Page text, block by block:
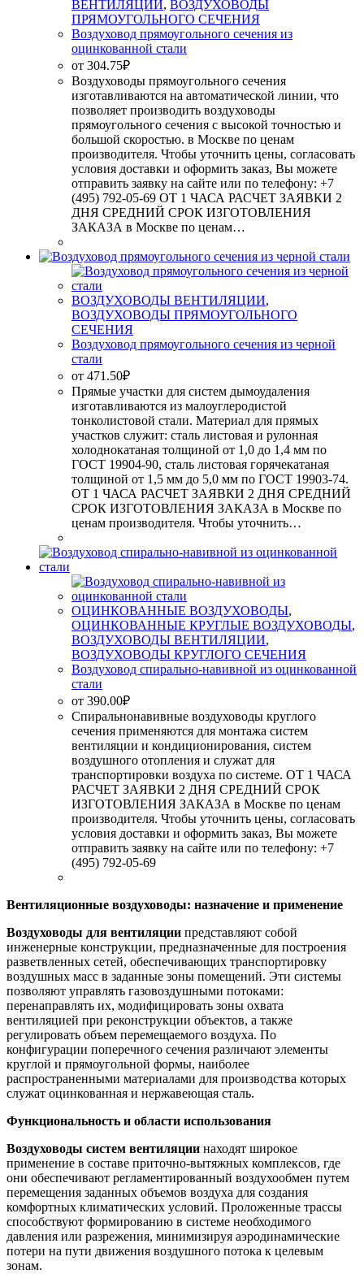
ВЕНТИЛЯЦИИ, ВОЗДУХОВОДЫ
ПРЯМОУГОЛЬНОГО СЕЧЕНИЯ
Воздуховод прямоугольного сечения из
оцинкованной стали
от 304.75₽
Воздуховоды прямоугольного сечения
изготавливаются на автоматической линии, что
позволяет производить воздуховоды
прямоугольного сечения с высокой точностью и
большой скоростью. в Москве по ценам
производителя. Чтобы уточнить цены, согласовать
условия доставки и оформить заказ, Вы можете
отправить заявку на сайте или по телефону: +7
(495) 792-05-69 ОТ 1 ЧАСА РАСЧЕТ ЗАЯВКИ 2
ДНЯ СРЕДНИЙ СРОК ИЗГОТОВЛЕНИЯ
ЗАКАЗА в Москве по ценам…
ВОЗДУХОВОДЫ ВЕНТИЛЯЦИИ,
ВОЗДУХОВОДЫ ПРЯМОУГОЛЬНОГО
СЕЧЕНИЯ
Воздуховод прямоугольного сечения из черной
стали
от 471.50₽
Прямые участки для систем дымоудаления
изготавливаются из малоуглеродистой
тонколистовой стали. Материал для прямых
участков служит: сталь листовая и рулонная
холоднокатаная толщиной от 1,0 до 1,4 мм по
ГОСТ 19904-90, сталь листовая горячекатаная
толщиной от 1,5 мм до 5,0 мм по ГОСТ 19903-74.
ОТ 1 ЧАСА РАСЧЕТ ЗАЯВКИ 2 ДНЯ СРЕДНИЙ
СРОК ИЗГОТОВЛЕНИЯ ЗАКАЗА в Москве по
ценам производителя. Чтобы уточнить…
ОЦИНКОВАННЫЕ ВОЗДУХОВОДЫ,
ОЦИНКОВАННЫЕ КРУГЛЫЕ ВОЗДУХОВОДЫ,
ВОЗДУХОВОДЫ ВЕНТИЛЯЦИИ,
ВОЗДУХОВОДЫ КРУГЛОГО СЕЧЕНИЯ
Воздуховод спирально-навивной из оцинкованной
стали
от 390.00₽
Спиральнонавивные воздуховоды круглого
сечения применяются для монтажа систем
вентиляции и кондиционирования, систем
воздушного отопления и служат для
транспортировки воздуха по системе. ОТ 1 ЧАСА
РАСЧЕТ ЗАЯВКИ 2 ДНЯ СРЕДНИЙ СРОК
ИЗГОТОВЛЕНИЯ ЗАКАЗА в Москве по ценам
производителя. Чтобы уточнить цены, согласовать
условия доставки и оформить заказ, Вы можете
отправить заявку на сайте или по телефону: +7
(495) 792-05-69
Вентиляционные воздуховоды: назначение и применение
Воздуховоды для вентиляции представляют собой
инженерные конструкции, предназначенные для построения
разветвленных сетей, обеспечивающих транспортировку
воздушных масс в заданные зоны помещений. Эти системы
позволяют управлять газовоздушными потоками:
перенаправлять их, модифицировать зоны охвата
вентиляцией при реконструкции объектов, а также
регулировать объем перемещаемого воздуха. По
конфигурации поперечного сечения различают элементы
круглой и прямоугольной формы, наиболее
распространенными материалами для производства которых
служат оцинкованная и нержавеющая сталь.
Функциональность и области использования
Воздуховоды систем вентиляции находят широкое
применение в составе приточно-вытяжных комплексов, где
они обеспечивают регламентированный воздухообмен путем
перемещения заданных объемов воздуха для создания
комфортных климатических условий. Проложенные трассы
способствуют формированию в системе необходимого
давления или разрежения, минимизируя аэродинамические
потери на пути движения воздушного потока к целевым
зонам.